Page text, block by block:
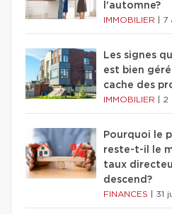
l'automne?
IMMOBILIER 7
Les signes
est bien
cache des
IMMOBILIER 2
Pourquoi le
reste-t-il le
taux
descend?
FINANCES 31